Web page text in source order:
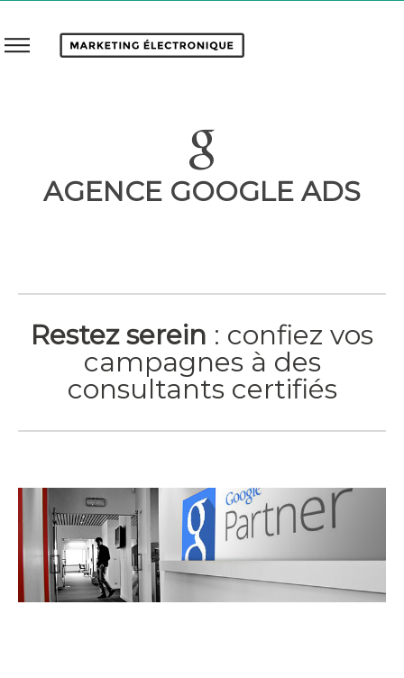
AGENCE GOOGLE ADS
Restez serein : confiez vos
campagnes à des
consultants certifiés